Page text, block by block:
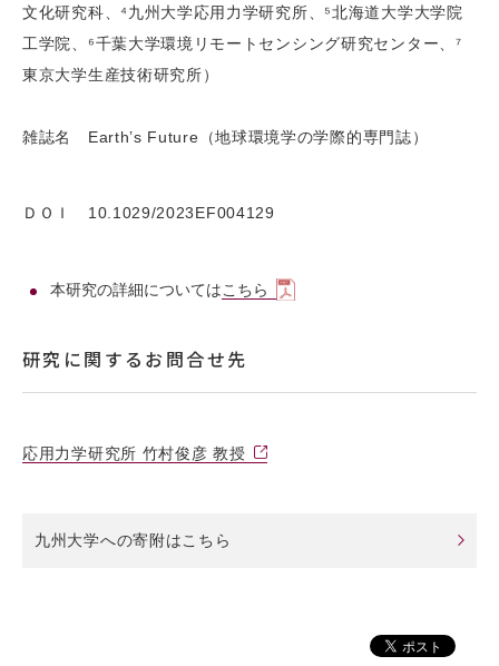
文化研究科、⁴九州大学応用力学研究所、⁵北海道大学大学院
工学院、⁶千葉大学環境リモートセンシング研究センター、⁷
東京大学生産技術研究所）
雑誌名 Earth’s Future（地球環境学の学際的専門誌）
ＤＯＩ 10.1029/2023EF004129
本研究の詳細についてはこちら
研究に関するお問合せ先
応用力学研究所 竹村俊彦 教授
九州大学への寄附はこちら